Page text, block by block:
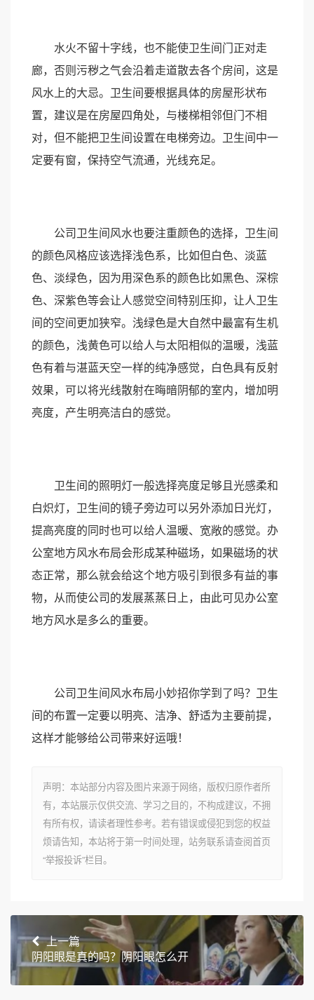
水火不留十字线，也不能使卫生间门正对走
廊，否则污秽之气会沿着走道散去各个房间，这是
风水上的大忌。卫生间要根据具体的房屋形状布
置，建议是在房屋四角处，与楼梯相邻但门不相
对，但不能把卫生间设置在电梯旁边。卫生间中一
定要有窗，保持空气流通，光线充足。
公司卫生间风水也要注重颜色的选择，卫生间
的颜色风格应该选择浅色系，比如但白色、淡蓝
色、淡绿色，因为用深色系的颜色比如黑色、深棕
色、深紫色等会让人感觉空间特别压抑，让人卫生
间的空间更加狭窄。浅绿色是大自然中最富有生机
的颜色，浅黄色可以给人与太阳相似的温暖，浅蓝
色有着与湛蓝天空一样的纯净感觉，白色具有反射
效果，可以将光线散射在晦暗阴郁的室内，增加明
亮度，产生明亮洁白的感觉。
卫生间的照明灯一般选择亮度足够且光感柔和
白炽灯，卫生间的镜子旁边可以另外添加日光灯，
提高亮度的同时也可以给人温暖、宽敞的感觉。办
公室地方风水布局会形成某种磁场，如果磁场的状
态正常，那么就会给这个地方吸引到很多有益的事
物，从而使公司的发展蒸蒸日上，由此可见办公室
地方风水是多么的重要。
公司卫生间风水布局小妙招你学到了吗？卫生
间的布置一定要以明亮、洁净、舒适为主要前提，
这样才能够给公司带来好运哦！
声明：本站部分内容及图片来源于网络，版权归原作者所
有，本站展示仅供交流、学习之目的，不构成建议，不拥
有所有权，请读者理性参考。若有错误或侵犯到您的权益
烦请告知，本站将于第一时间处理，站务联系请查阅首页
“举报投诉”栏目。
上一篇
阴阳眼是真的吗？阴阳眼怎么开